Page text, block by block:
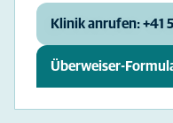
Klinik anrufen: +41
Überweiser-